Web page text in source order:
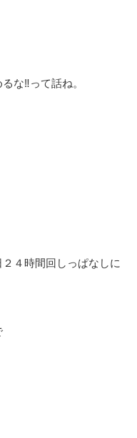
な‼って話ね。
４時間回しっぱなしに